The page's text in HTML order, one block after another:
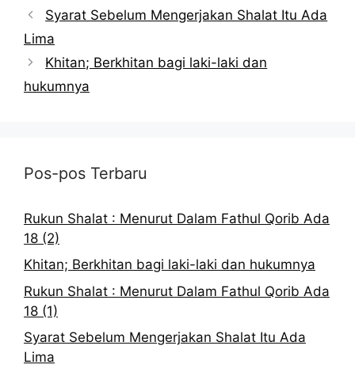
Syarat Sebelum Mengerjakan Shalat Itu Ada
Lima
Khitan; Berkhitan bagi laki-laki dan
hukumnya
Pos-pos Terbaru
Rukun Shalat : Menurut Dalam Fathul Qorib Ada
18 (2)
Khitan; Berkhitan bagi laki-laki dan hukumnya
Rukun Shalat : Menurut Dalam Fathul Qorib Ada
18 (1)
Syarat Sebelum Mengerjakan Shalat Itu Ada
Lima